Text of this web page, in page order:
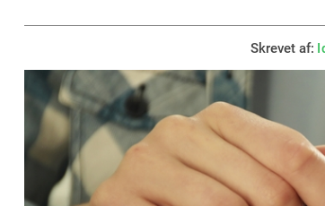
Skrevet af: